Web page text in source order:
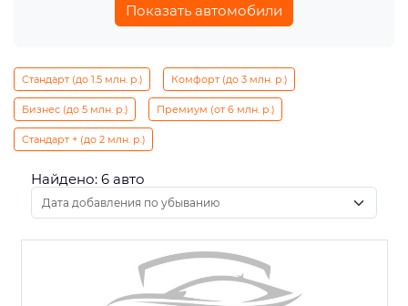
Показать автомобили
Стандарт (до 1.5 млн. р.) Комфорт (до 3 млн. р.)
Бизнес (до 5 млн. р.) Премиум (от 6 млн. р.)
Стандарт + (до 2 млн. р.)
Найдено: 6 авто